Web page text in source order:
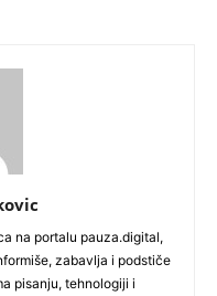
na portalu pauza.digital,
zabavlja i podstiče
pisanju, tehnologiji i